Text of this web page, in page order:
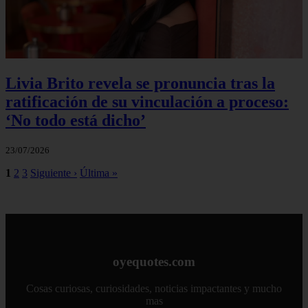
Livia Brito revela se pronuncia tras la
ratificación de su vinculación a proceso:
‘No todo está dicho’
23/07/2026
1 2 3 Siguiente › Última »
oyequotes.com
Cosas curiosas, curiosidades, noticias impactantes y mucho
mas